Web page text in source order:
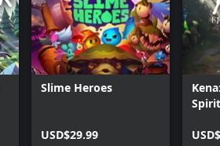
Slime Heroes
USD$29.99